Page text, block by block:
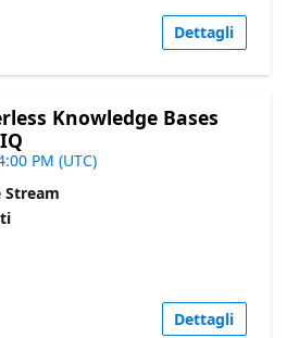
Dettagli
Knowledge Bases
PM (UTC)
Stream
Dettagli